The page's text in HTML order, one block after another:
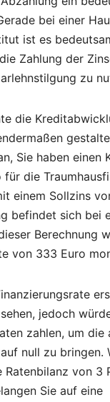
bei einer
ist es
Zahlung der
zu
die
Sie haben einen
für die
einem Sollzins
befindet sich bei
Berechnung
von 333 Euro
jedoch
zahlen, um die
null zu bringen.
Ratenbilanz von 3
Sie auf eine